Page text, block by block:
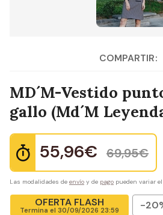
COMPARTIR:
MD´M-Vestido
gallo (Md´M
55,96€ 69,95€
Las modalidades de envío y de pago pueden variar
OFERTA FLASH
Termina el 30/09/2026 23:59 -